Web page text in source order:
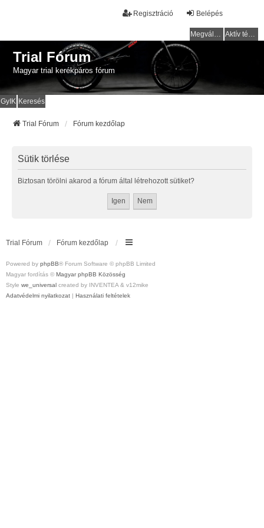
Belépés
Regisztráció
Megválaszolatlan témák Aktív témák
Trial Fórum
Magyar trial kerékpáros fórum
GyIK Keresés
Trial Fórum Fórum kezdőlap
Sütik törlése
Biztosan törölni akarod a fórum által létrehozott sütiket?
Trial Fórum Fórum kezdőlap
Powered by phpBB® Forum Software © phpBB Limited
Magyar fordítás © Magyar phpBB Közösség
Style we_universal created by INVENTEA & v12mike
Adatvédelmi nyilatkozat | Használati feltételek